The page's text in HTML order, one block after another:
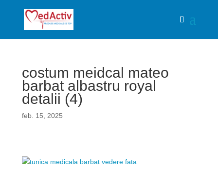
costum meidcal mateo
barbat albastru royal
detalii (4)
feb. 15, 2025